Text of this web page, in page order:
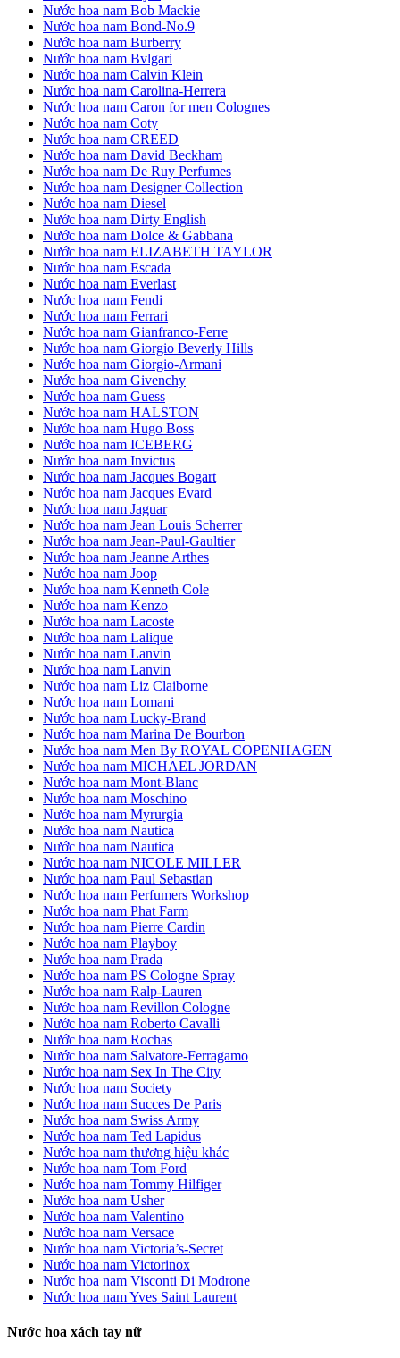
Nước hoa nam Bob Mackie
Nước hoa nam Bond-No.9
Nước hoa nam Burberry
Nước hoa nam Bvlgari
Nước hoa nam Calvin Klein
Nước hoa nam Carolina-Herrera
Nước hoa nam Caron for men Colognes
Nước hoa nam Coty
Nước hoa nam CREED
Nước hoa nam David Beckham
Nước hoa nam De Ruy Perfumes
Nước hoa nam Designer Collection
Nước hoa nam Diesel
Nước hoa nam Dirty English
Nước hoa nam Dolce & Gabbana
Nước hoa nam ELIZABETH TAYLOR
Nước hoa nam Escada
Nước hoa nam Everlast
Nước hoa nam Fendi
Nước hoa nam Ferrari
Nước hoa nam Gianfranco-Ferre
Nước hoa nam Giorgio Beverly Hills
Nước hoa nam Giorgio-Armani
Nước hoa nam Givenchy
Nước hoa nam Guess
Nước hoa nam HALSTON
Nước hoa nam Hugo Boss
Nước hoa nam ICEBERG
Nước hoa nam Invictus
Nước hoa nam Jacques Bogart
Nước hoa nam Jacques Evard
Nước hoa nam Jaguar
Nước hoa nam Jean Louis Scherrer
Nước hoa nam Jean-Paul-Gaultier
Nước hoa nam Jeanne Arthes
Nước hoa nam Joop
Nước hoa nam Kenneth Cole
Nước hoa nam Kenzo
Nước hoa nam Lacoste
Nước hoa nam Lalique
Nước hoa nam Lanvin
Nước hoa nam Lanvin
Nước hoa nam Liz Claiborne
Nước hoa nam Lomani
Nước hoa nam Lucky-Brand
Nước hoa nam Marina De Bourbon
Nước hoa nam Men By ROYAL COPENHAGEN
Nước hoa nam MICHAEL JORDAN
Nước hoa nam Mont-Blanc
Nước hoa nam Moschino
Nước hoa nam Myrurgia
Nước hoa nam Nautica
Nước hoa nam Nautica
Nước hoa nam NICOLE MILLER
Nước hoa nam Paul Sebastian
Nước hoa nam Perfumers Workshop
Nước hoa nam Phat Farm
Nước hoa nam Pierre Cardin
Nước hoa nam Playboy
Nước hoa nam Prada
Nước hoa nam PS Cologne Spray
Nước hoa nam Ralp-Lauren
Nước hoa nam Revillon Cologne
Nước hoa nam Roberto Cavalli
Nước hoa nam Rochas
Nước hoa nam Salvatore-Ferragamo
Nước hoa nam Sex In The City
Nước hoa nam Society
Nước hoa nam Succes De Paris
Nước hoa nam Swiss Army
Nước hoa nam Ted Lapidus
Nước hoa nam thương hiệu khác
Nước hoa nam Tom Ford
Nước hoa nam Tommy Hilfiger
Nước hoa nam Usher
Nước hoa nam Valentino
Nước hoa nam Versace
Nước hoa nam Victoria’s-Secret
Nước hoa nam Victorinox
Nước hoa nam Visconti Di Modrone
Nước hoa nam Yves Saint Laurent
Nước hoa xách tay nữ